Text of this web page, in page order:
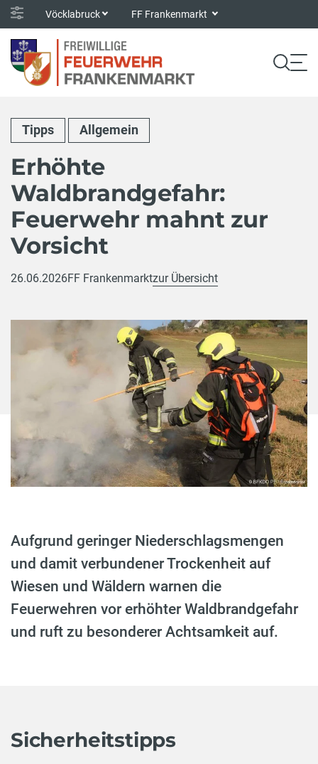
Vöcklabruck FF Frankenmarkt
Tipps Allgemein
Erhöhte
Waldbrandgefahr:
Feuerwehr mahnt zur
Vorsicht
26.06.2026FF Frankenmarktzur Übersicht
Aufgrund geringer Niederschlagsmengen
und damit verbundener Trockenheit auf
Wiesen und Wäldern warnen die
Feuerwehren vor erhöhter Waldbrandgefahr
und ruft zu besonderer Achtsamkeit auf.
Sicherheitstipps